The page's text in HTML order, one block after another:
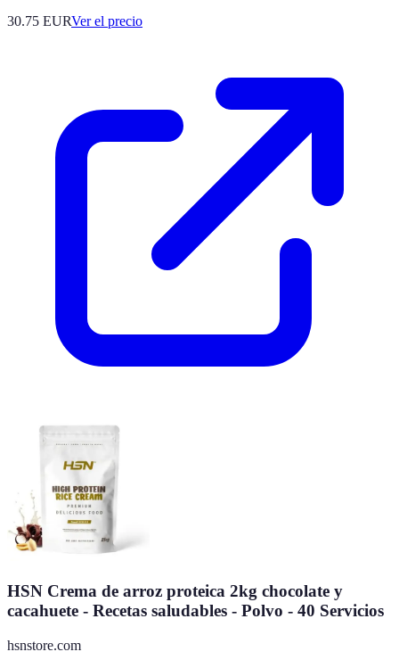
30.75 EURVer el precio
HSN Crema de arroz proteica 2kg chocolate y
cacahuete - Recetas saludables - Polvo - 40 Servicios
hsnstore.com